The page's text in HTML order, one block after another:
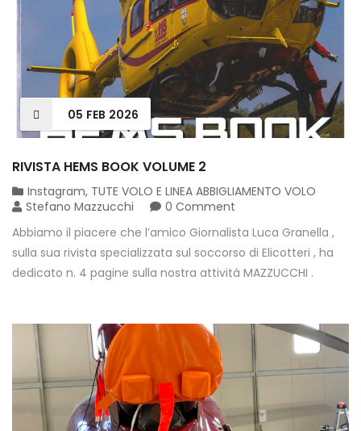
05 FEB 2026
RIVISTA HEMS BOOK VOLUME 2
Instagram, TUTE VOLO E LINEA ABBIGLIAMENTO VOLO
Stefano Mazzucchi
0 Comment
Abbiamo il piacere che l’amico Giornalista Luca Granella ,
sulla sua rivista specializzata sul soccorso di Elicotteri , ha
dedicato n. 4 pagine sulla nostra attività MAZZUCCHI .